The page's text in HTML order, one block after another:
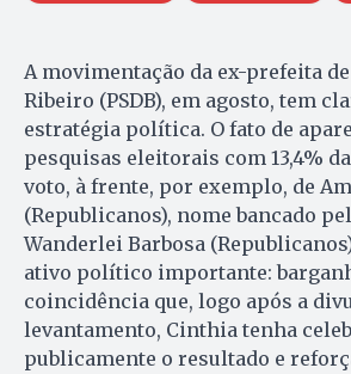
A movimentação da ex-prefeita
Ribeiro (PSDB), em agosto, tem
estratégia política. O fato de
pesquisas eleitorais com 13,4%
voto, à frente, por exemplo, de
(Republicanos), nome bancado
Wanderlei Barbosa
ativo político importante:
coincidência que, logo após a
levantamento, Cinthia tenha
publicamente o resultado e